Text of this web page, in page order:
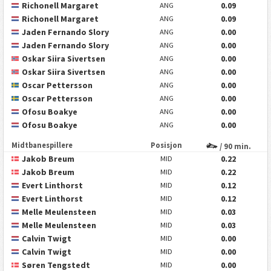
Richonell Margaret
ANG
0.09
Richonell Margaret
ANG
0.09
Jaden Fernando Slory
ANG
0.00
Jaden Fernando Slory
ANG
0.00
Oskar Siira Sivertsen
ANG
0.00
Oskar Siira Sivertsen
ANG
0.00
Oscar Pettersson
ANG
0.00
Oscar Pettersson
ANG
0.00
Ofosu Boakye
ANG
0.00
Ofosu Boakye
ANG 0.00
Midtbanespillere Posisjon / 90 min.
Jakob Breum MID
0.22
Jakob Breum
MID
0.22
Evert Linthorst
MID
0.12
Evert Linthorst
MID
0.12
Melle Meulensteen
MID
0.03
Melle Meulensteen
MID
0.03
Calvin Twigt
MID
0.00
Calvin Twigt
MID
0.00
Søren Tengstedt
MID
0.00